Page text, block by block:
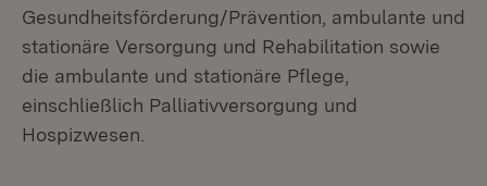
Gesundheitsförderung/Prävention, ambulante und
stationäre Versorgung und Rehabilitation sowie
die ambulante und stationäre Pflege,
einschließlich Palliativversorgung und
Hospizwesen.